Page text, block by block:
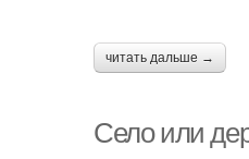
читать дальше →
Село или